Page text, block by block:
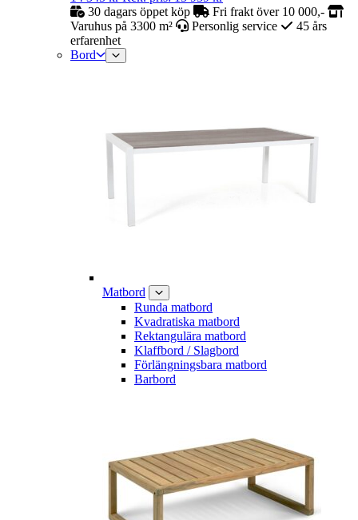
30 dagars öppet köp
Fri frakt över 10 000,-
Varuhus på 3300 m²
Personlig service
45 års
erfarenhet
Bord
Matbord
Runda matbord
Kvadratiska matbord
Rektangulära matbord
Klaffbord / Slagbord
Förlängningsbara matbord
Barbord